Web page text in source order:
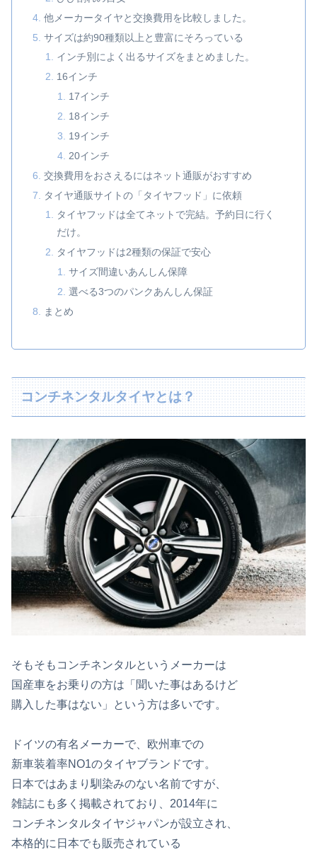
他メーカータイヤと交換費用を比較しました。
サイズは約90種類以上と豊富にそろっている
インチ別によく出るサイズをまとめました。
16インチ
17インチ
18インチ
19インチ
20インチ
交換費用をおさえるにはネット通販がおすすめ
タイヤ通販サイトの「タイヤフッド」に依頼
タイヤフッドは全てネットで完結。予約日に行く
だけ。
タイヤフッドは2種類の保証で安心
サイズ間違いあんしん保障
選べる3つのパンクあんしん保証
まとめ
コンチネンタルタイヤとは？
そもそもコンチネンタルというメーカーは
国産車をお乗りの方は「聞いた事はあるけど
購入した事はない」という方は多いです。
ドイツの有名メーカーで、欧州車での
新車装着率NO1のタイヤブランドです。
日本ではあまり馴染みのない名前ですが、
雑誌にも多く掲載されており、2014年に
コンチネンタルタイヤジャパンが設立され、
本格的に日本でも販売されている